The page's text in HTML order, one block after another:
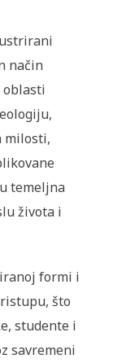
način
oblasti
milosti,
temeljna
života i
formi i
što
studente i
savremeni